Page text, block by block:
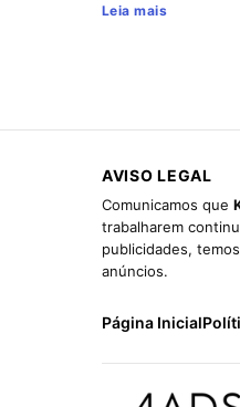
Leia mais
AVISO LEGAL
Comunicamos que
trabalharem
publicidades,
anúncios.
Página Inicial